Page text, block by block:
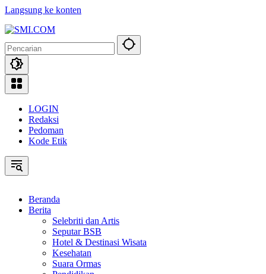
Langsung ke konten
LOGIN
Redaksi
Pedoman
Kode Etik
Beranda
Berita
Selebriti dan Artis
Seputar BSB
Hotel & Destinasi Wisata
Kesehatan
Suara Ormas